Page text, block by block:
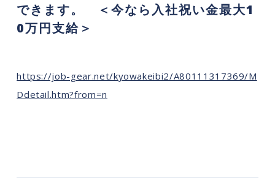
できます。 ＜今なら入社祝い金最大1
0万円支給＞
https://job-gear.net/kyowakeibi2/A80111317369/M
Ddetail.htm?from=n